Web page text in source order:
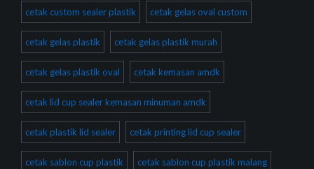
cetak custom sealer plastik cetak gelas oval custom
cetak gelas plastik cetak gelas plastik murah
cetak gelas plastik oval cetak kemasan amdk
cetak lid cup sealer kemasan minuman amdk
cetak plastik lid sealer cetak printing lid cup sealer
cetak sablon cup plastik cetak sablon cup plastik malang